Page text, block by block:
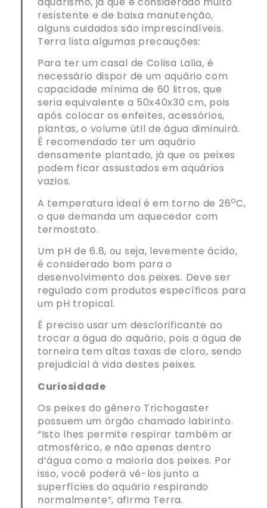
resistente e de baixa manutenção,
alguns cuidados são imprescindíveis.
Terra lista algumas precauções:
Para ter um casal de Colisa Lalia, é
necessário dispor de um aquário com
capacidade mínima de 60 litros, que
seria equivalente a 50x40x30 cm, pois
após colocar os enfeites, acessórios,
plantas, o volume útil de água diminuirá.
É recomendado ter um aquário
densamente plantado, já que os peixes
podem ficar assustados em aquários
vazios.
A temperatura ideal é em torno de 26oC,
o que demanda um aquecedor com
termostato.
Um pH de 6.8, ou seja, levemente ácido,
é considerado bom para o
desenvolvimento dos peixes. Deve ser
regulado com produtos específicos para
um pH tropical.
É preciso usar um desclorificante ao
trocar a água do aquário, pois a água de
torneira tem altas taxas de cloro, sendo
prejudicial à vida destes peixes.
Curiosidade
Os peixes do gênero Trichogaster
possuem um órgão chamado labirinto.
“Isto lhes permite respirar também ar
atmosférico, e não apenas dentro
d’água como a maioria dos peixes. Por
isso, você poderá vê-los junto a
superfícies do aquário respirando
normalmente”, afirma Terra.